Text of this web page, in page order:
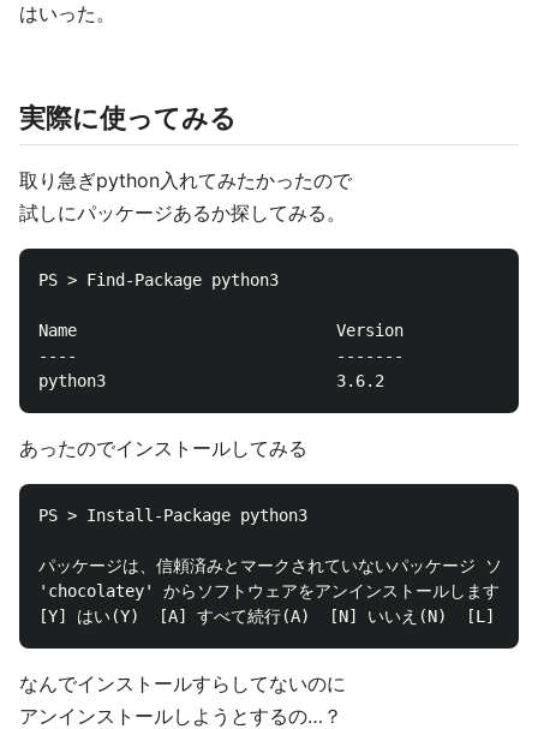
はいった。
実際に使ってみる
取り急ぎpython入れてみたかったので
試しにパッケージあるか探してみる。
PS > Find-Package python3
Name
----
あったのでインストールしてみる
PS > Install-Package python3
パッケージは、信頼済みとマークされていないパッケージ ソー
'chocolatey' からソフトウェアをアンインストールしますか?
なんでインストールすらしてないのに
アンインストールしようとするの…？